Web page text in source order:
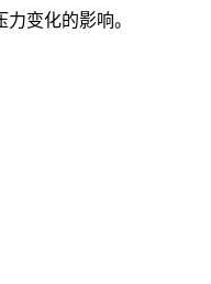
变化的影响。